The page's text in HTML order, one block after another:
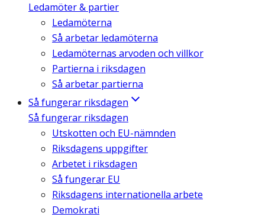
Ledamöter & partier
Ledamöterna
Så arbetar ledamöterna
Ledamöternas arvoden och villkor
Partierna i riksdagen
Så arbetar partierna
Så fungerar riksdagen
Så fungerar riksdagen
Utskotten och EU-nämnden
Riksdagens uppgifter
Arbetet i riksdagen
Så fungerar EU
Riksdagens internationella arbete
Demokrati